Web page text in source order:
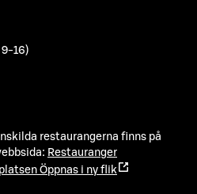
9-16)
restaurangerna finns på
Restauranger
Öppnas i ny flik